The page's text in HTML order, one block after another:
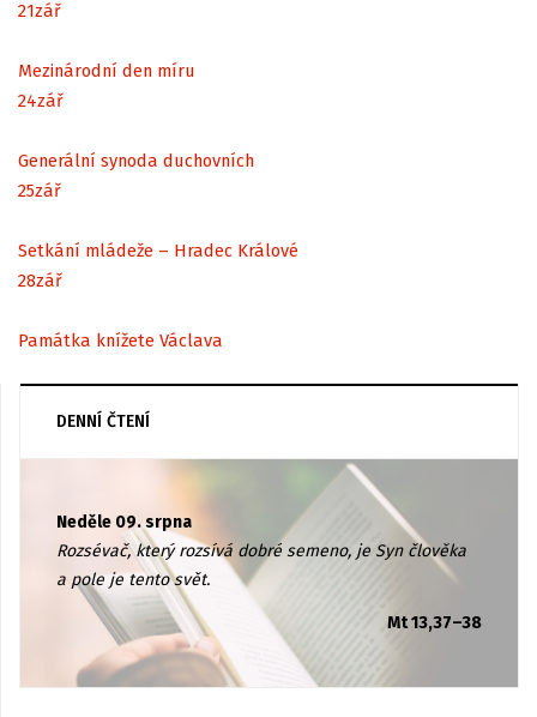
21zář
Mezinárodní den míru
24zář
Generální synoda duchovních
25zář
Setkání mládeže – Hradec Králové
28zář
Památka knížete Václava
DENNÍ ČTENÍ
Neděle 09. srpna
Rozsévač, který rozsívá dobré semeno, je Syn člověka
a pole je tento svět.
Mt 13,37–38